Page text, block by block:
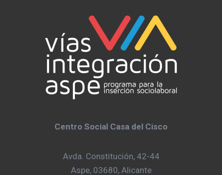
Centro Social Casa del Cisco
Avda. Constitución, 42-44
Aspe, 03680, Alicante